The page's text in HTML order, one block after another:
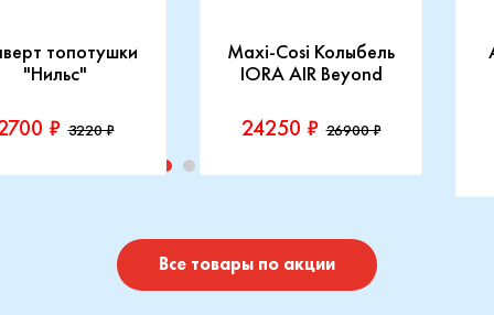
топотушки
"Нильс"
₽ 3220 ₽
Maxi-Cosi Колыбель
IORA AIR Beyond
24250 ₽ 26900 ₽
Производитель::
Купить
Все товары по акции